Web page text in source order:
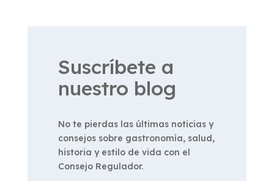
Suscríbete a
nuestro blog
No te pierdas las últimas noticias y
consejos sobre gastronomía, salud,
historia y estilo de vida con el
Consejo Regulador.